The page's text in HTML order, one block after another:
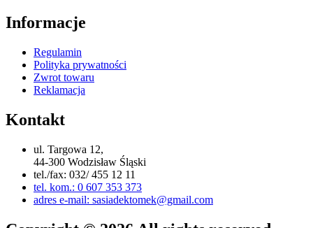
Informacje
Regulamin
Polityka prywatności
Zwrot towaru
Reklamacja
Kontakt
ul. Targowa 12,
44-300 Wodzisław Śląski
tel./fax: 032/ 455 12 11
tel. kom.: 0 607 353 373
adres e-mail: sasiadektomek@gmail.com